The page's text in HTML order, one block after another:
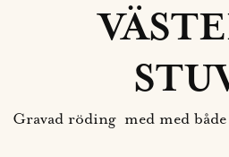
Gravad röding med med